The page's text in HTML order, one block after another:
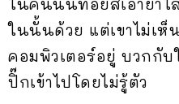
ในนั้นด้วย แต่เขาไม่เห็
คอมพิวเตอร์อยู่ บวกกั
ปิ๊กเข้าไปโดยไม่รู้ตัว